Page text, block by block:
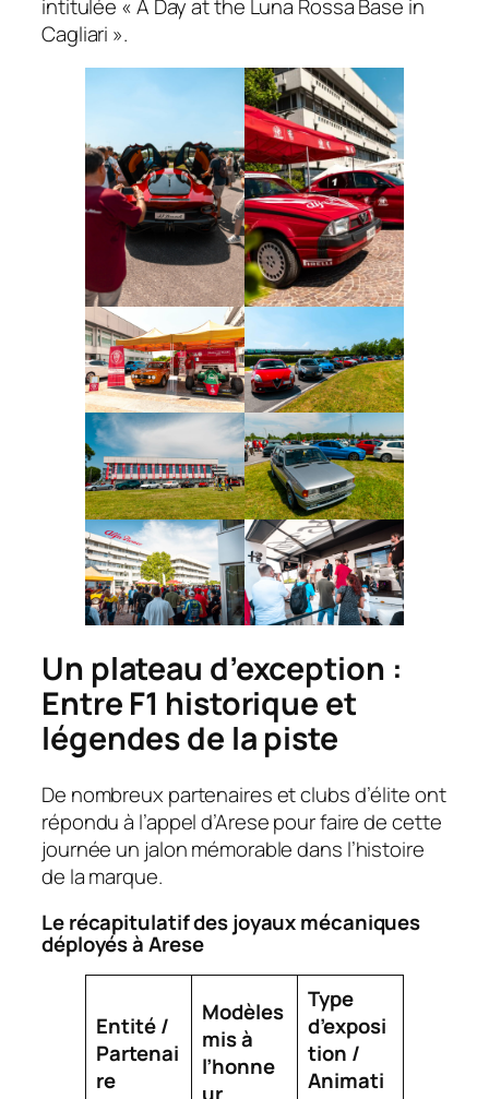
intitulée « A Day at the Luna Rossa Base in
Cagliari ».
Un plateau d’exception :
Entre F1 historique et
légendes de la piste
De nombreux partenaires et clubs d’élite ont
répondu à l’appel d’Arese pour faire de cette
journée un jalon mémorable dans l’histoire
de la marque.
Le récapitulatif des joyaux mécaniques
déployés à Arese
Entité /
Partenai
re
Modèles
mis à
l’honne
Type
d’exposi
tion /
Animati